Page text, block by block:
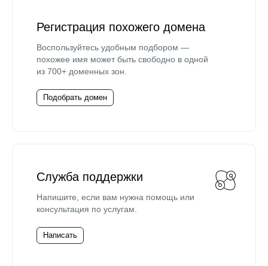
Регистрация похожего домена
Воспользуйтесь удобным подбором —
похожее имя может быть свободно в одной
из 700+ доменных зон.
Подобрать домен
Служба поддержки
Напишите, если вам нужна помощь или
консультация по услугам.
Написать